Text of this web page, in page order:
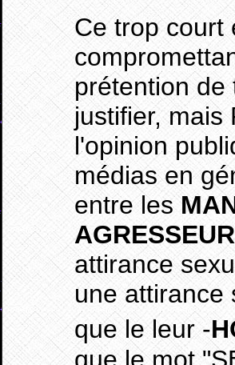
Ce trop court
prétention de
justifier, mais
l'opinion
médias en
entre les
attirance
une attirance
que le leur -